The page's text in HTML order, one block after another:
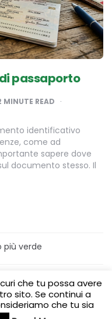
passaporto
MINUTE READ
identificativo
come ad
sapere dove
documento stesso. Il
più verde
le scuole
Media Partner
che tu possa avere
sito. Se continui a
che tu sia